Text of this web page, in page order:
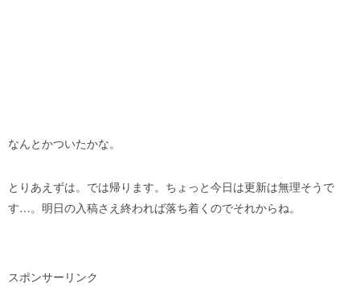
なんとかついたかな。
とりあえずは。では帰ります。ちょっと今日は更新は無理そうで
す…。明日の入稿さえ終われば落ち着くのでそれからね。
スポンサーリンク